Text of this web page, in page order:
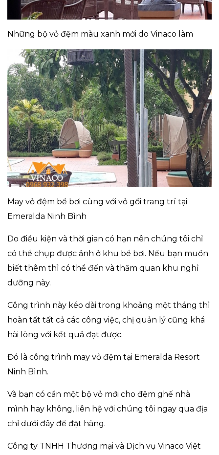
Những bộ vỏ đệm màu xanh mới do Vinaco làm
May vỏ đệm bể bơi cùng với vỏ gối trang trí tại
Emeralda Ninh Bình
Do điều kiện và thời gian có hạn nên chúng tôi chỉ
có thể chụp được ảnh ở khu bể bơi. Nếu bạn muốn
biết thêm thì có thể đến và thăm quan khu nghỉ
dưỡng này.
Công trình này kéo dài trong khoảng một tháng thì
hoàn tất tất cả các công việc, chị quản lý cũng khá
hài lòng với kết quả đạt được.
Đó là công trình may vỏ đệm tại Emeralda Resort
Ninh Bình.
Và bạn có cần một bộ vỏ mới cho đệm ghế nhà
mình hay không, liên hệ với chúng tôi ngay qua địa
chỉ dưới đây để đặt hàng.
Công ty TNHH Thương mại và Dịch vụ Vinaco Việt